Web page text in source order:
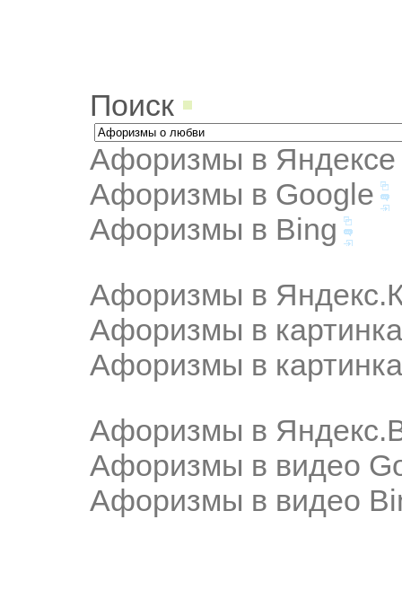
Поиск
Афоризмы в Яндексе
Афоризмы в Google
Афоризмы в Bing
Афоризмы в
Афоризмы в
Афоризмы в
Афоризмы в
Афоризмы в видео
Афоризмы в видео